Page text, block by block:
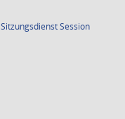
SitzungsdienstSession(Wird in